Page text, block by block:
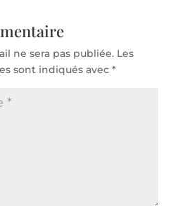
ne sera pas publiée. Les
sont indiqués avec *